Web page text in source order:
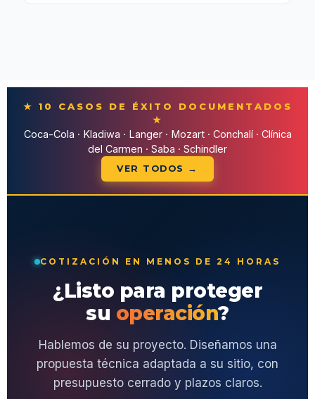
★ 10 CASOS DE ÉXITO DOCUMENTADOS
★
Coca-Cola · Kladiwa · Langer · Mozart · Conchalí · Clínica
del Carmen · Saba · Schindler
VER TODOS →
COTIZACIÓN EN MENOS DE 24 HORAS
¿Listo para proteger
su operación?
Hablemos de su proyecto. Diseñamos una
propuesta técnica adaptada a su sitio, con
presupuesto cerrado y plazos claros.